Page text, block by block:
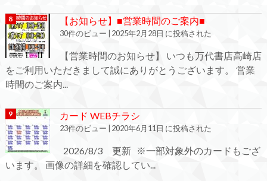
【お知らせ】■営業時間のご案内■
30件のビュー 2025年2月28日 に投稿された
【営業時間のお知らせ】 いつも万代書店高崎店
をご利用いただきまして誠にありがとうございます。 営業
時間のご案内...
カード WEBチラシ
23件のビュー 2020年6月11日 に投稿された
2026/8/3 更新 ※一部対象外のカードもござ
います。 画像の詳細を確認してい...